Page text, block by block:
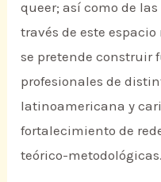
queer; así como de
través de este
se pretende construir
profesionales de
latinoamericana y
fortalecimiento de
teórico-metodológicas.